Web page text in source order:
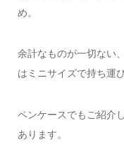
め。
余計なものが一切ない
はミニサイズで持ち運
ペンケースでもご紹介
あります。